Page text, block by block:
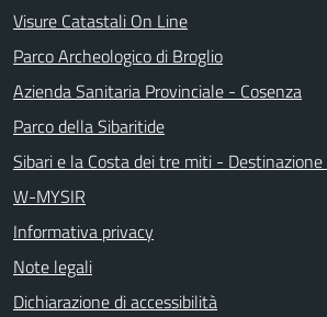
Visure Catastali On Line
Parco Archeologico di Broglio
Azienda Sanitaria Provinciale - Cosenza
Parco della Sibaritide
Sibari e la Costa dei tre miti - Destinazione
W-MYSIR
Informativa privacy
Note legali
Dichiarazione di accessibilità